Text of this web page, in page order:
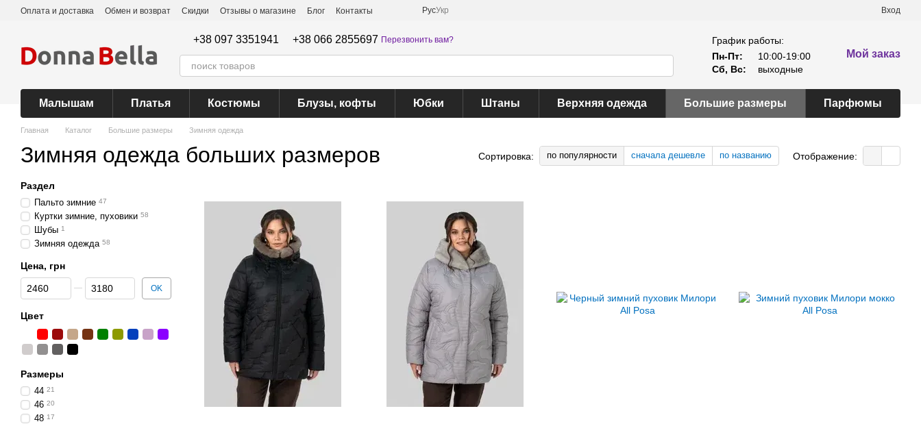
Перейти к основному контенту
Оплата и доставка Обмен и возврат Скидки Отзывы о магазине Блог Контакты РусУкр Вход
+38 097 3351941 +38 066 2855697 Перезвонить вам?
График работы:
Пн-Пт:
10:00-19:00
Сб, Вс:
выходные
Мой заказ
Малышам Платья Костюмы Блузы, кофты Юбки Штаны Верхняя одежда Большие размеры Парфюмы
Главная Каталог Большие размеры Зимняя одежда
Зимняя одежда больших размеров Сортировка: по популярности сначала дешевле по названию Отображение:
Раздел
Пальто зимние 47
Куртки зимние, пуховики 58
Шубы 1
Зимняя одежда 58
Цена, грн
От Цена, грн
До Цена, грн OK
Цвет
Размеры
44 21
46 20
48 17